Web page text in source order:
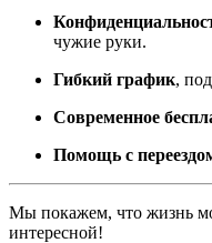
чужие руки.
Гибкий график,
Современное
Помощь с
Мы покажем, что жизнь
интересной!